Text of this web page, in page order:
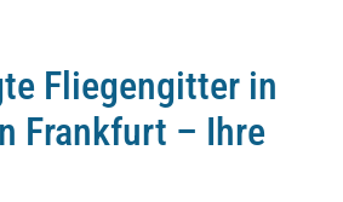
Fliegengitter in
Frankfurt – Ihre